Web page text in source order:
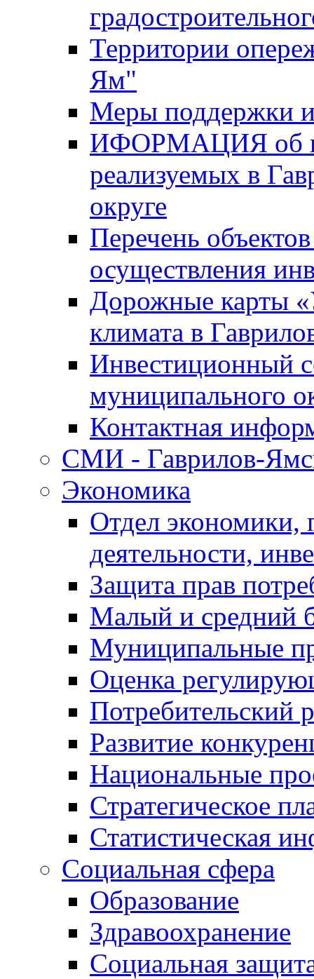
Территории
Ям"
Меры поддержки
ИФОРМАЦИЯ об
реализуемых в
округе
Перечень
осуществления
Дорожные карты
климата в
Инвестиционный
муниципального
Контактная
СМИ - Гаврилов-
Экономика
Отдел экономики,
деятельности,
Защита прав
Малый и средний
Муниципальные
Оценка
Потребительский
Развитие
Национальные
Стратегическое
Статистическая
Социальная сфера
Образование
Здравоохранение
Социальная